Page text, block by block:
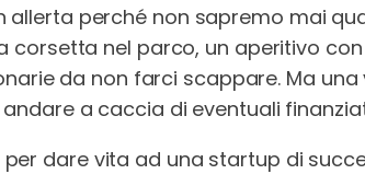
perché non sapremo mai
corsetta nel parco, un aperitivo
da non farci scappare. Ma una
a caccia di eventuali
per dare vita ad una startup di